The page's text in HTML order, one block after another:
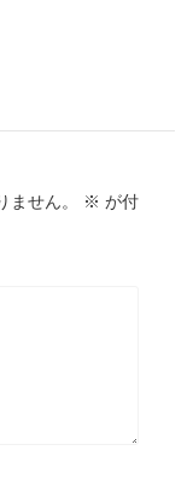
せん。 ※ が付